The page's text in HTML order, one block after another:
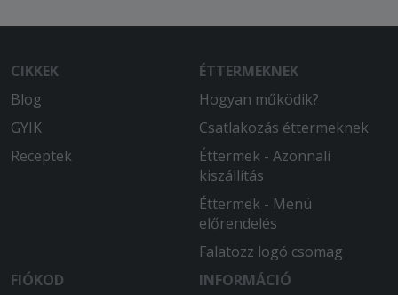
CIKKEK
Blog
GYIK
Receptek
ÉTTERMEKNEK
Hogyan működik?
Csatlakozás éttermeknek
Éttermek - Azonnali
kiszállítás
Éttermek - Menü
előrendelés
Falatozz logó csomag
FIÓKOD
INFORMÁCIÓ